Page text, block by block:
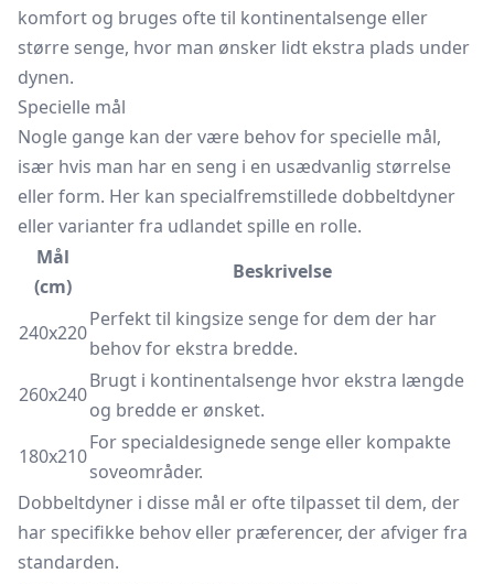
komfort og bruges ofte til kontinentalsenge eller
større senge, hvor man ønsker lidt ekstra plads under
dynen.
Specielle mål
Nogle gange kan der være behov for specielle mål,
især hvis man har en seng i en usædvanlig størrelse
eller form. Her kan specialfremstillede dobbeltdyner
eller varianter fra udlandet spille en rolle.
Mål
(cm)
Beskrivelse
240x220
Perfekt til kingsize senge for dem der har
behov for ekstra bredde.
260x240
Brugt i kontinentalsenge hvor ekstra længde
og bredde er ønsket.
180x210
For specialdesignede senge eller kompakte
soveområder.
Dobbeltdyner i disse mål er ofte tilpasset til dem, der
har specifikke behov eller præferencer, der afviger fra
standarden.